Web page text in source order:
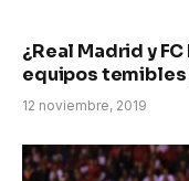
¿Real Madrid y
equipos
12 noviembre, 2019